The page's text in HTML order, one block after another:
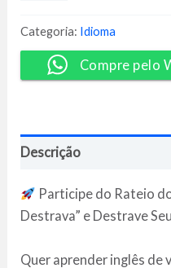
-
Gabi
Modesto
quantidade
Categoria: Idioma
Compre pelo
Descrição
Participe do Rateio
Destrava” e Destrave
Quer aprender inglês de